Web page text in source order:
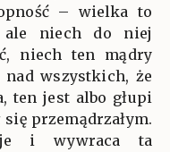
– wielka to
niech do niej
niech ten mądry
nad wszystkich, że
ten jest albo głupi
się przemądrzałym.
i wywraca ta